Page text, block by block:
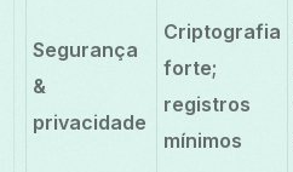
Segurança
&
privacidade
Criptografia
forte;
registros
mínimos